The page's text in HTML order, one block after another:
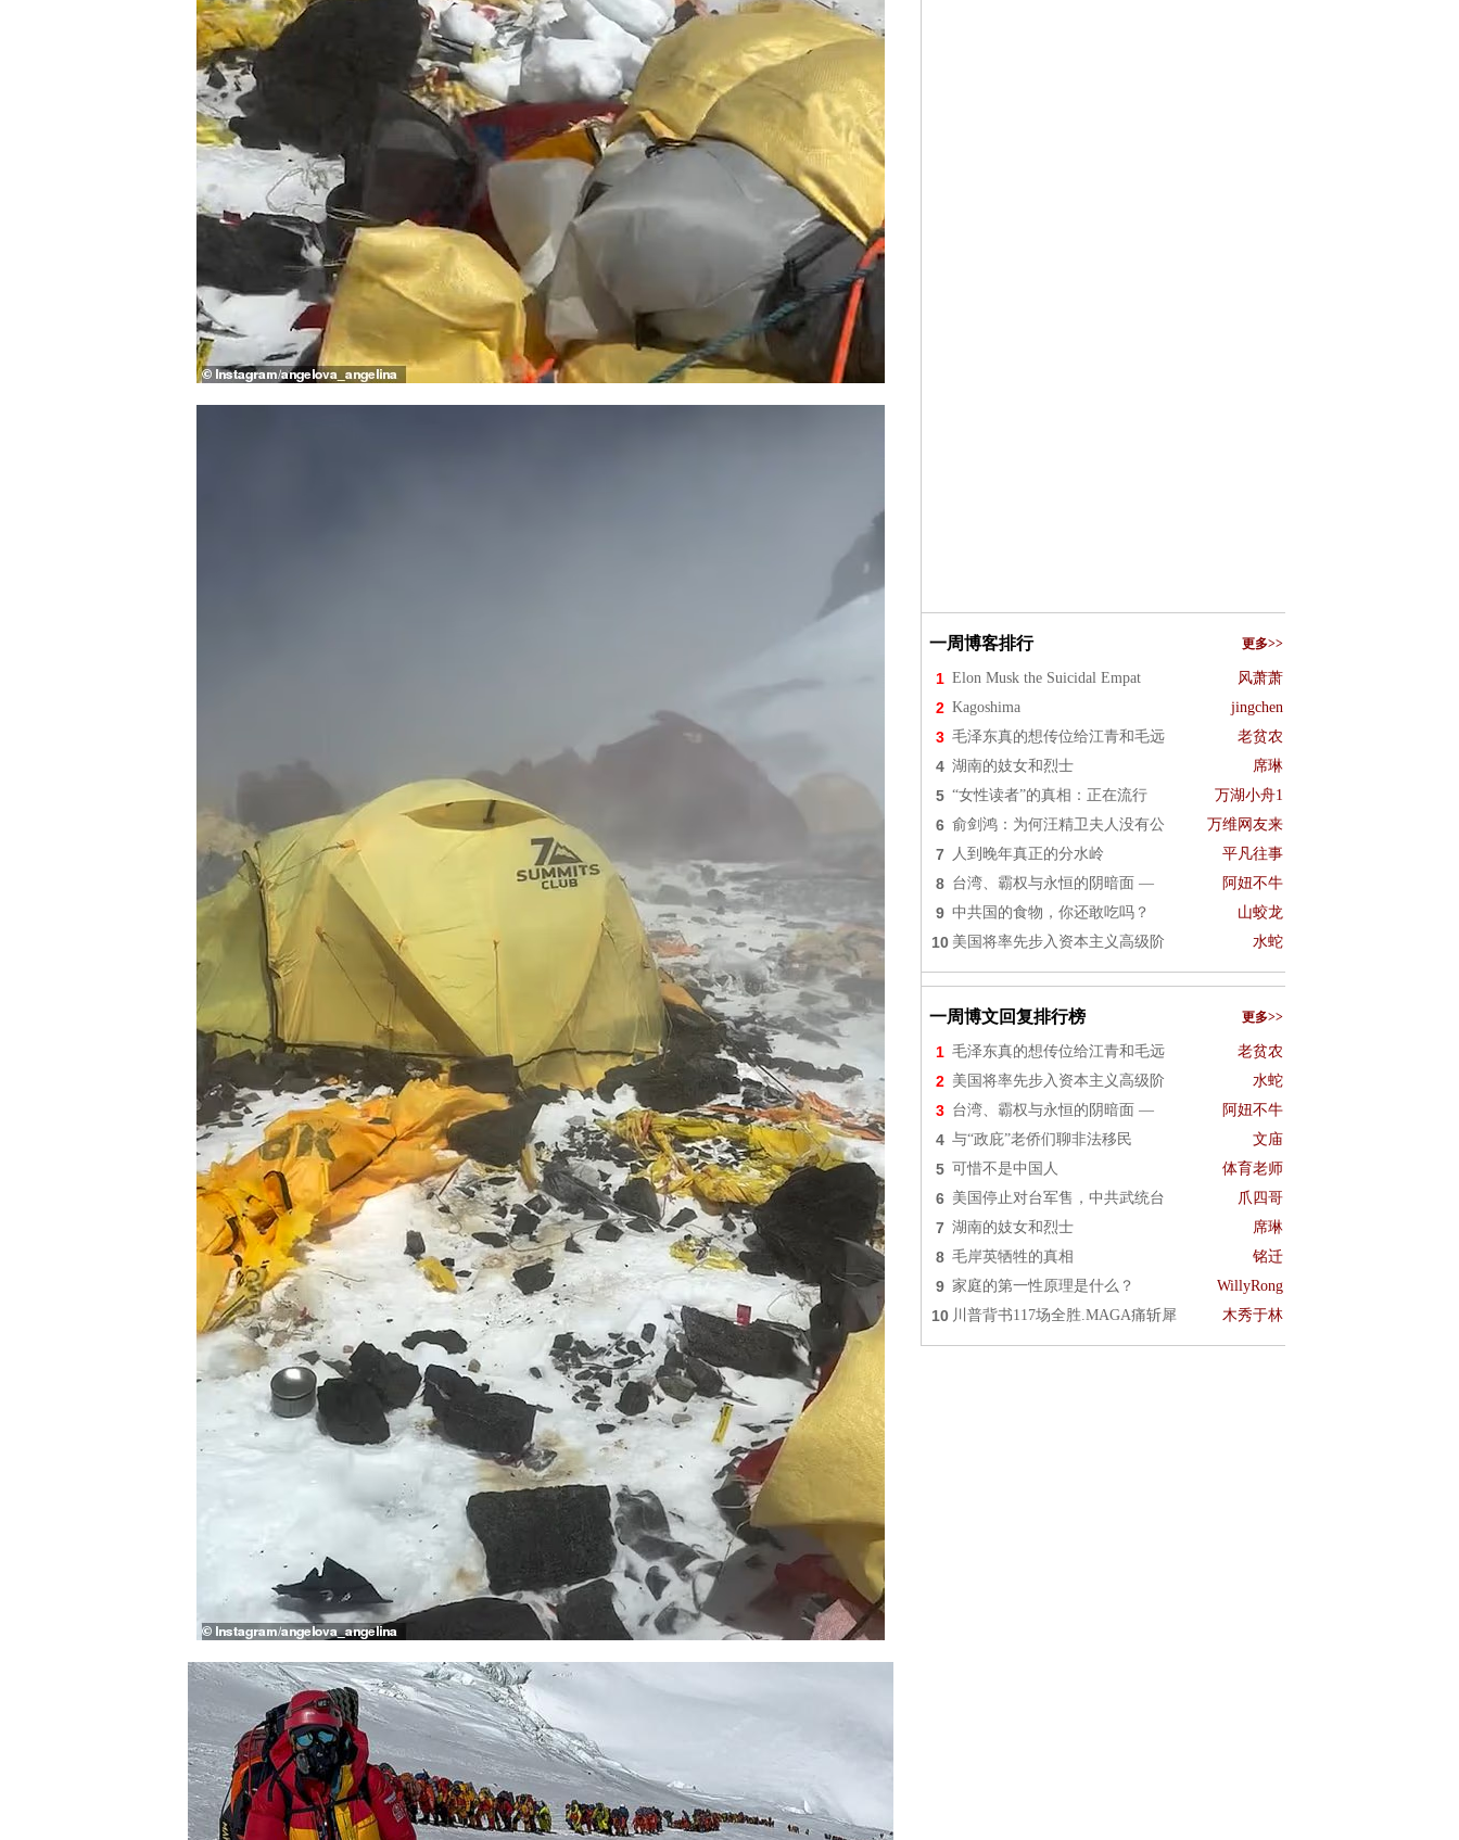
一周博客排行 更多>>
1 Elon Musk the Suicidal Empat 风萧萧
2 Kagoshima jingchen
3 毛泽东真的想传位给江青和毛远 老贫农
4 湖南的妓女和烈士 席琳
5 “女性读者”的真相：正在流行 万湖小舟1
6 俞剑鸿：为何汪精卫夫人没有公 万维网友来
7 人到晚年真正的分水岭 平凡往事
8 台湾、霸权与永恒的阴暗面 — 阿妞不牛
9 中共国的食物，你还敢吃吗？ 山蛟龙
10 美国将率先步入资本主义高级阶 水蛇
一周博文回复排行榜 更多>>
1 毛泽东真的想传位给江青和毛远 老贫农
2 美国将率先步入资本主义高级阶 水蛇
3 台湾、霸权与永恒的阴暗面 — 阿妞不牛
4 与“政庇”老侨们聊非法移民 文庙
5 可惜不是中国人 体育老师
6 美国停止对台军售，中共武统台 爪四哥
7 湖南的妓女和烈士 席琳
8 毛岸英牺牲的真相 铭迁
9 家庭的第一性原理是什么？ WillyRong
10 川普背书117场全胜.MAGA痛斩犀 木秀于林